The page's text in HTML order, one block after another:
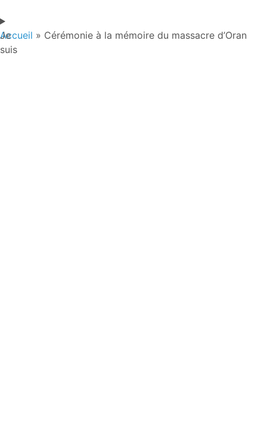
Je
suis
Accueil » Cérémonie à la mémoire du massacre d’Oran